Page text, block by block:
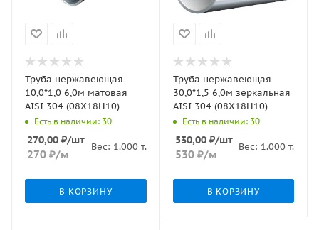
Труба нержавеющая
10,0*1,0 6,0м матовая
AISI 304 (08Х18Н10)
Есть в наличии: 30
270,00 ₽/шт
270 ₽/м
Вес: 1.000 т.
В КОРЗИНУ
Труба нержавеющая
30,0*1,5 6,0м зеркальная
AISI 304 (08Х18Н10)
Есть в наличии: 30
530,00₽/шт
530₽/м
Вес: 1.000 т.
В КОРЗИНУ